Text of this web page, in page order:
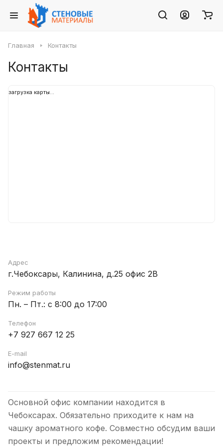
Главная Контакты
Контакты
Адрес
г.Чебоксары, Калинина, д.25 офис 2В
Режим работы
Пн. – Пт.: с 8:00 до 17:00
Телефон
+7 927 667 12 25
E-mail
info@stenmat.ru
Основной офис компании находится в
Чебоксарах. Обязательно приходите к нам на
чашку ароматного кофе. Совместно обсудим ваши
проекты и предложим рекомендации!
загрузка карты...